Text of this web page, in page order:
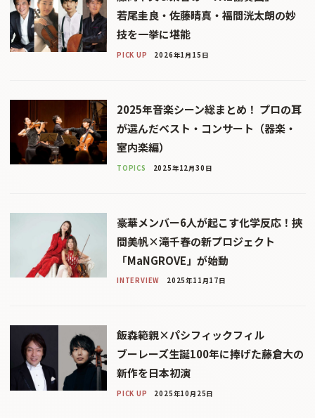
若尾圭良・佐藤晴真・福間洸太朗の妙
技を一挙に堪能
PICK UP 2026年1月15日
2025年音楽シーン総まとめ！ プロの耳
が選んだベスト・コンサート（器楽・
室内楽編）
TOPICS 2025年12月30日
豪華メンバー6人が起こす化学反応！挾
間美帆×滝千春の新プロジェクト
「MaNGROVE」が始動
INTERVIEW 2025年11月17日
飯森範親×パシフィックフィル
ブーレーズ生誕100年に捧げた藤倉大の
新作を日本初演
PICK UP 2025年10月25日